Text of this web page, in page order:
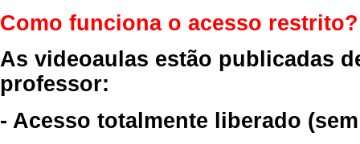
Como funciona o acesso restrito?
As videoaulas estão publicadas
professor:
- Acesso totalmente liberado